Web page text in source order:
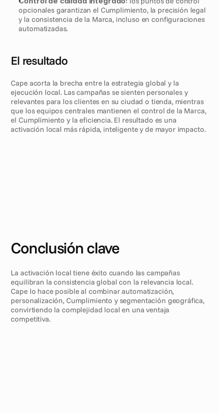
opcionales garantizan el Cumplimiento, la precisión legal
y la consistencia de la Marca, incluso en configuraciones
automatizadas.
El resultado
Cape acorta la brecha entre la estrategia global y la
ejecución local. Las campañas se sienten personales y
relevantes para los clientes en su ciudad o tienda, mientras
que los equipos centrales mantienen el control de la Marca,
el Cumplimiento y la eficiencia. El resultado es una
activación local más rápida, inteligente y de mayor impacto.
Conclusión clave
La activación local tiene éxito cuando las campañas
equilibran la consistencia global con la relevancia local.
Cape lo hace posible al combinar automatización,
personalización, Cumplimiento y segmentación geográfica,
convirtiendo la complejidad local en una ventaja
competitiva.